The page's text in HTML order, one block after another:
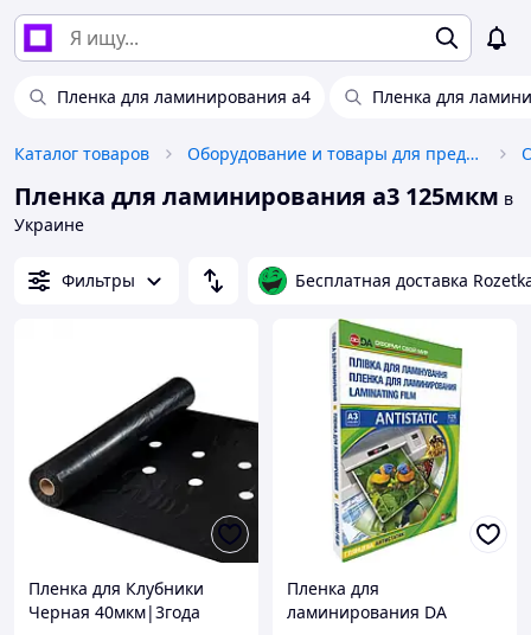
Пленка для ламинирования а4 Пленка для
Каталог товаров Оборудование и товары для предоставления услуг
Пленка для ламинирования а3 125мкм в
Украине
Фильтры Бесплатная доставка
Пленка для Клубники
Черная 40мкм|3года
Пленка для
ламинирования DA